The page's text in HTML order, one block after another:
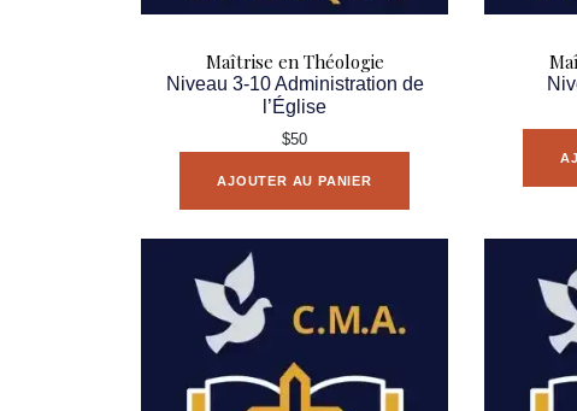
Maîtrise en Théologie
Niveau 3-10 Administration de
l’Église
$50
AJOUTER AU PANIER